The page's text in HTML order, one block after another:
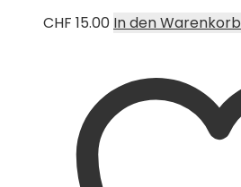
CHF 15.00 In den Warenkorb